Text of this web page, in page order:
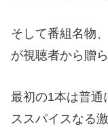
そして番組名物
が視聴者から贈
最初の1本は普通
ススパイスなる